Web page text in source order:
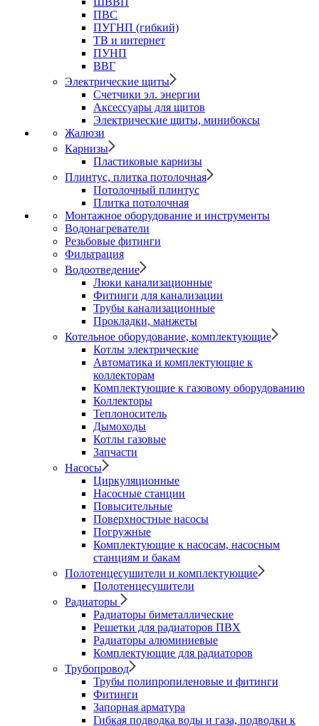
ПВС
ПУГНП (гибкий)
ТВ и интернет
ПУНП
ВВГ
Электрические щиты
Счетчики эл. энергии
Аксессуары для щитов
Электрические щиты, минибоксы
Жалюзи
Карнизы
Пластиковые карнизы
Плинтус, плитка потолочная
Потолочный плинтус
Плитка потолочная
Монтажное оборудование и инструменты
Водонагреватели
Резьбовые фитинги
Фильтрация
Водоотведение
Люки канализационные
Фитинги для канализации
Трубы канализационные
Прокладки, манжеты
Котельное оборудование, комплектующие
Котлы электрические
Автоматика и комплектующие к
коллекторам
Комплектующие к газовому оборудованию
Коллекторы
Теплоноситель
Дымоходы
Котлы газовые
Запчасти
Насосы
Циркуляционные
Насосные станции
Повысительные
Поверхностные насосы
Погружные
Комплектующие к насосам, насосным
станциям и бакам
Полотенцесушители и комплектующие
Полотенцесушители
Радиаторы
Радиаторы биметаллические
Решетки для радиаторов ПВХ
Радиаторы алюминиевые
Комплектующие для радиаторов
Трубопровод
Трубы полипропиленовые и фитинги
Фитинги
Запорная арматура
Гибкая подводка воды и газа, подводки к